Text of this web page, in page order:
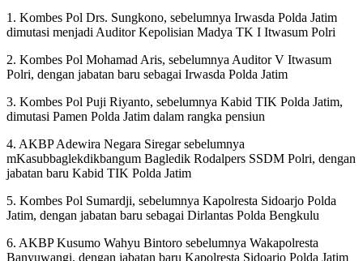
1. Kombes Pol Drs. Sungkono, sebelumnya Irwasda Polda Jatim
dimutasi menjadi Auditor Kepolisian Madya TK I Itwasum Polri
2. Kombes Pol Mohamad Aris, sebelumnya Auditor V Itwasum
Polri, dengan jabatan baru sebagai Irwasda Polda Jatim
3. Kombes Pol Puji Riyanto, sebelumnya Kabid TIK Polda Jatim,
dimutasi Pamen Polda Jatim dalam rangka pensiun
4. AKBP Adewira Negara Siregar sebelumnya
mKasubbaglekdikbangum Bagledik Rodalpers SSDM Polri, dengan
jabatan baru Kabid TIK Polda Jatim
5. Kombes Pol Sumardji, sebelumnya Kapolresta Sidoarjo Polda
Jatim, dengan jabatan baru sebagai Dirlantas Polda Bengkulu
6. AKBP Kusumo Wahyu Bintoro sebelumnya Wakapolresta
Banyuwangi, dengan jabatan baru Kapolresta Sidoarjo Polda Jatim